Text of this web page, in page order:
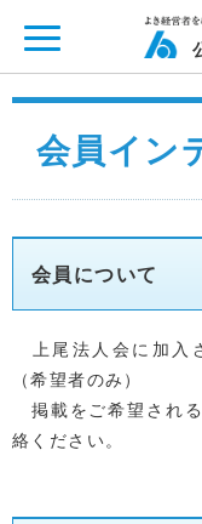
会員イン
会員について
上尾法人会に加入
（希望者のみ）
掲載をご希望され
絡ください。